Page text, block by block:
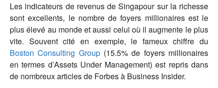
Les indicateurs de revenus de Singapour sur la richesse
sont excellents, le nombre de foyers millionaires est le
plus élevé au monde et aussi celui où il augmente le plus
vite. Souvent cité en exemple, le fameux chiffre du
Boston Consulting Group(15.5% de foyers millionaires
en termes d’Assets Under Management) est repris dans
de nombreux articles de Forbes à Business Insider.